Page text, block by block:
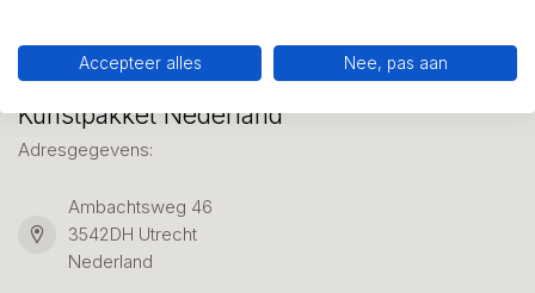
Kunstpakket Nederland
Adresgegevens:
Ambachtsweg 46
3542DH Utrecht
Nederland
Accepteer alles Nee, pas aan